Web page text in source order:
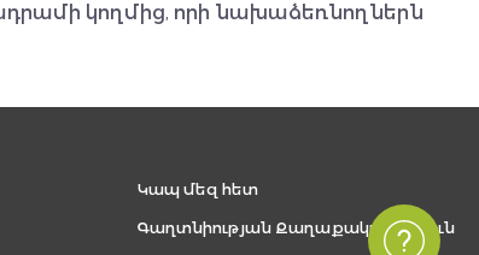
կողմից, որի նախաձեռնողներն
Կապ մեզ հետ
Գաղտնիության Քաղաքականություն